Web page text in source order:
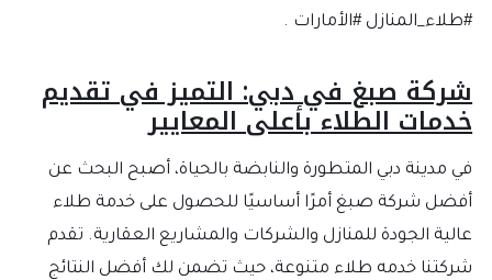
#طلاء_المنازل #الأمارات .
شركة صبغ في دبي: التميز في تقديم
خدمات الطلاء بأعلى المعايير
في مدينة دبي المتطورة والنابضة بالحياة، أصبح البحث عن
أفضل شركة صبغ أمرًا أساسيًا للحصول على خدمة طلاء
عالية الجودة للمنازل والشركات والمشاريع العقارية. تقدم
شركتنا خدمه طلاء متنوعة، حيث تضمن لك أفضل النتائج